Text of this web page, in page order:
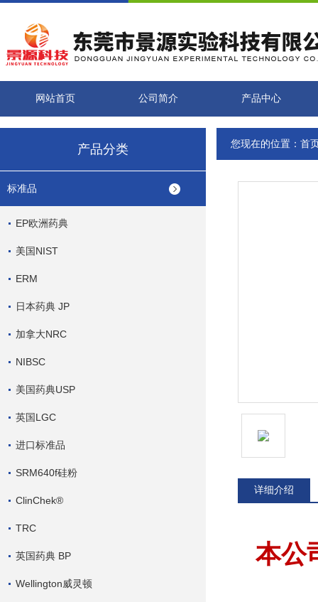
网站首页 公司简介 产品中心
产品分类
标准品
EP欧洲药典
美国NIST
ERM
日本药典 JP
加拿大NRC
NIBSC
美国药典USP
英国LGC
进口标准品
SRM640f硅粉
ClinChek®
TRC
英国药典 BP
Wellington威灵顿
您现在的位置： 首
详细介绍
本公